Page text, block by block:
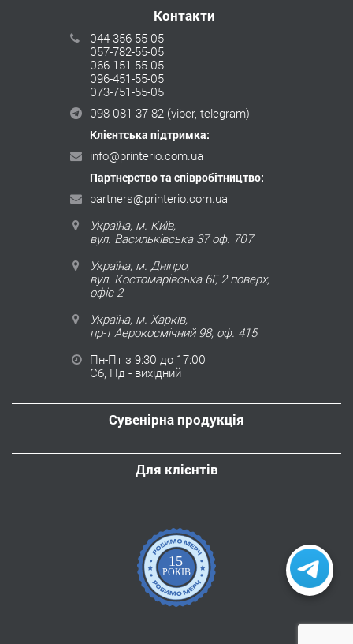
Контакти
044-356-55-05
057-782-55-05
066-151-55-05
096-451-55-05
073-751-55-05
098-081-37-82 (viber, telegram)
Клієнтська підтримка:
info@printerio.com.ua
Партнерство та співробітництво:
partners@printerio.com.ua
Україна, м. Київ,
вул. Васильківська 37 оф. 707
Україна, м. Дніпро,
вул. Костомарівська 6Г, 2 поверх,
офіс 2
Україна, м. Харків,
пр-т Аерокосмічний 98, оф. 415
Пн-Пт з 9:30 до 17:00
Сб, Нд - вихідний
Сувенірна продукція
Для клієнтів
15
РОКІВ